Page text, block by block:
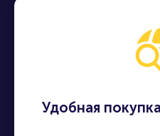
Удобная